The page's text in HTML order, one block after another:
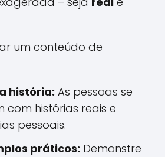
um conteúdo de
história: As pessoas se
com histórias reais e
pessoais.
práticos: Demonstre